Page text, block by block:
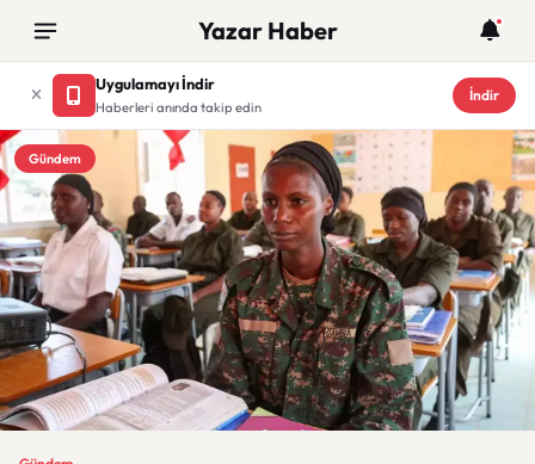
Yazar Haber
Uygulamayı İndir
Haberleri anında takip edin
İndir
Gündem